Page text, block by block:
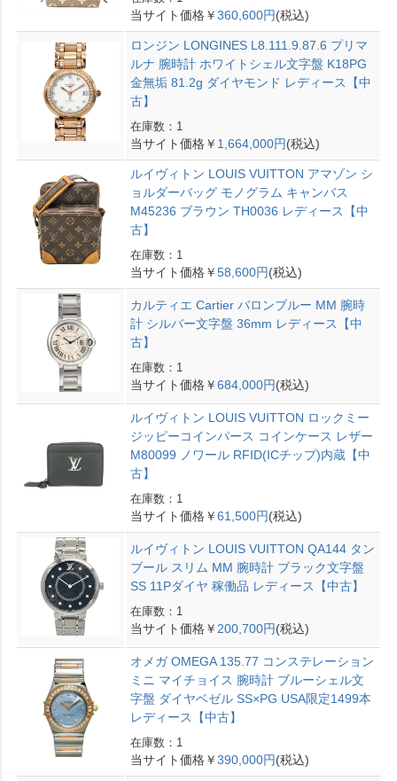
当サイト価格￥360,600円(税込)
ロンジン LONGINES L8.111.9.87.6 プリマ
ルナ 腕時計 ホワイトシェル文字盤 K18PG
金無垢 81.2g ダイヤモンド レディース【中
古】
在庫数：1
当サイト価格￥ 1,664,000円(税込)
ルイヴィトン LOUIS VUITTON アマゾン シ
ョルダーバッグ モノグラム キャンバス
M45236 ブラウン TH0036 レディース【中
古】
在庫数：1
当サイト価格￥58,600円(税込)
カルティエ Cartier バロンブルー MM 腕時
計 シルバー文字盤 36mm レディース【中
古】
在庫数：1
当サイト価格￥684,000円(税込)
ルイヴィトン LOUIS VUITTON ロックミー
ジッピーコインパース コインケース レザー
M80099 ノワール RFID(ICチップ)内蔵【中
古】
在庫数：1
当サイト価格￥61,500円(税込)
ルイヴィトン LOUIS VUITTON QA144 タン
ブール スリム MM 腕時計 ブラック文字盤
SS 11Pダイヤ 稼働品 レディース【中古】
在庫数：1
当サイト価格￥ 200,700円(税込)
オメガ OMEGA 135.77 コンステレーション
ミニ マイチョイス 腕時計 ブルーシェル文
字盤 ダイヤベゼル SS×PG USA限定1499本
レディース【中古】
在庫数：1
当サイト価格￥390,000円(税込)